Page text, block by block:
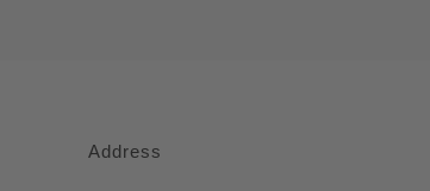
Address